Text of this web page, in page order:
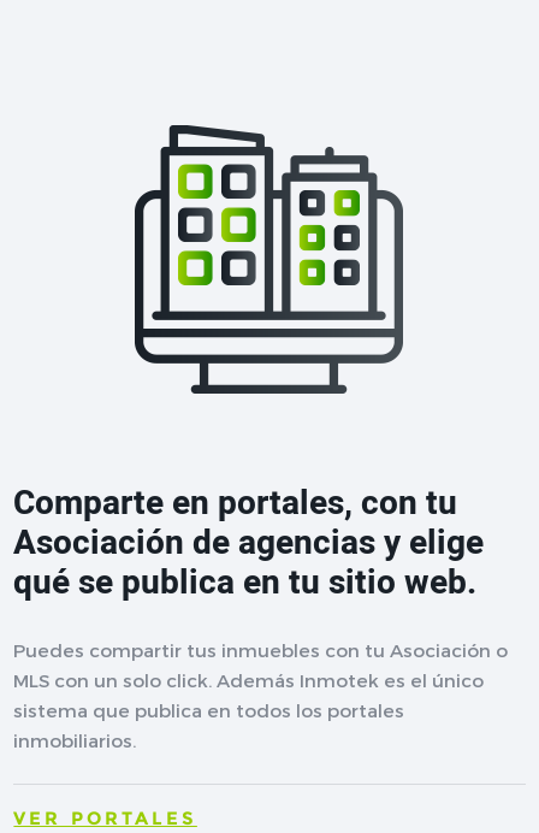
Comparte en portales, con tu
Asociación de agencias y elige
qué se publica en tu sitio web.
Puedes compartir tus inmuebles con tu Asociación o
MLS con un solo click. Además Inmotek es el único
sistema que publica en todos los portales
inmobiliarios.
VER PORTALES